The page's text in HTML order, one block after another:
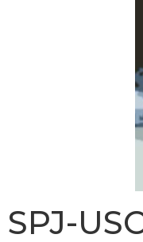
SPJ-